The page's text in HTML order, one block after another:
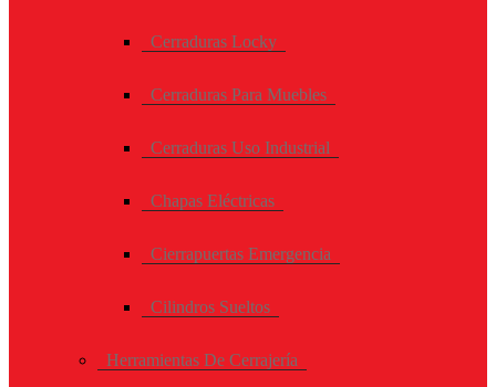
Cerraduras Locky
Cerraduras Para Muebles
Cerraduras Uso Industrial
Chapas Eléctricas
Cierrapuertas Emergencia
Cilindros Sueltos
Herramientas De Cerrajería